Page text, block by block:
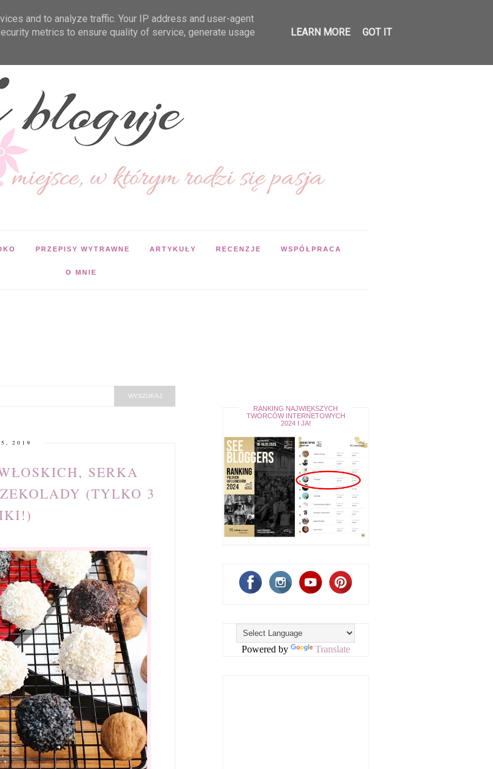
PRZEPISY WYTRAWNE ARTYKUŁY RECENZJE WSPÓŁPRACA
O MNIE
2019
SERKA
(TYLKO 3
RANKING NAJWIĘKSZYCH
TWÓRCÓW INTERNETOWYCH
2024 I JA!
Powered by Translate
and to analyze traffic. Your IP address and user-agent
metrics to ensure quality of service, generate usage
LEARN MORE GOT IT